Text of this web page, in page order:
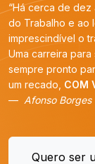
“Há cerca de dez
do Trabalho e ao
imprescindível o
Uma carreira
sempre pronto
um recado, COM
Afonso Borges
Quero ser